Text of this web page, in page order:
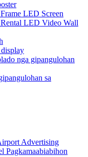
LED Screen
Rental LED Video Wall
nga gipangulohan
sa
Advertising
Pagkamaabiabihon